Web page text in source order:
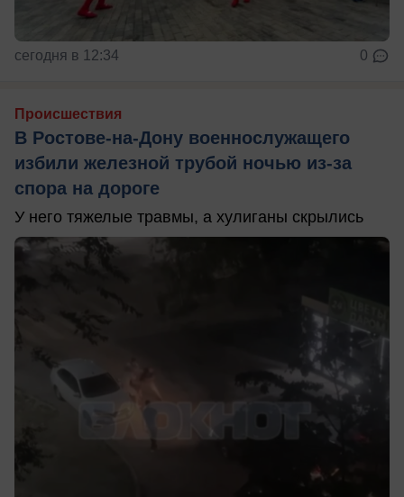
сегодня в 12:34 0
Происшествия
В Ростове-на-Дону военнослужащего
избили железной трубой ночью из-за
спора на дороге
У него тяжелые травмы, а хулиганы скрылись